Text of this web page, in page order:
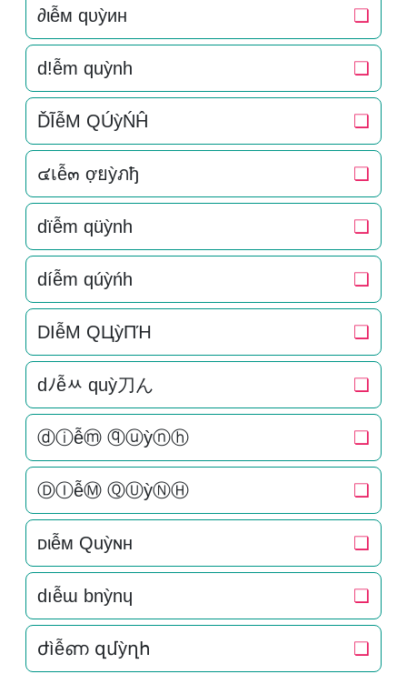
∂ιễм qυỳин ❏
d!ễm quỳnh ❏
ĎĨễM QÚỳŃĤ ❏
๔เễ๓ ợยỳภђ ❏
dïễm qüỳnh ❏
díễm qúỳńh ❏
DIễM QЦỳПΉ ❏
dﾉễﾶ quỳ刀ん ❏
ⓓⓘễⓜ ⓠⓤỳⓝⓗ ❏
ⒹⒾễⓂ ⓆⓊỳⓃⒽ ❏
ᴅιễм Quỳɴн ❏
dıễɯ bnỳnɥ ❏
ժìễണ զմỳղհ ❏